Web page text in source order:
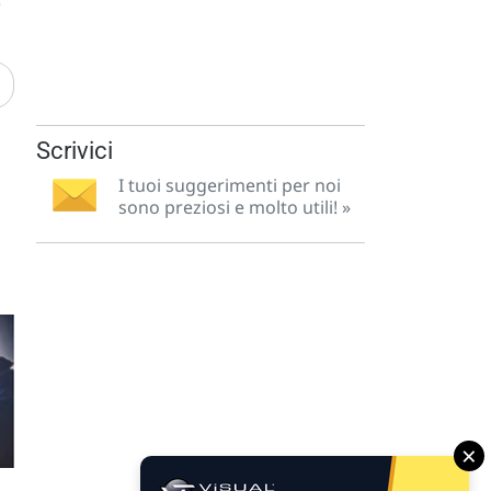
Scrivici
I tuoi suggerimenti per noi
sono preziosi e molto utili! »
×